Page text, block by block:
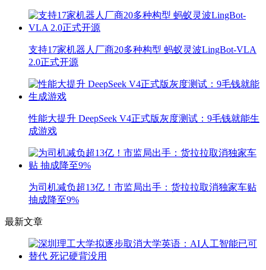
支持17家机器人厂商20多种构型 蚂蚁灵波LingBot-VLA
2.0正式开源
性能大提升 DeepSeek V4正式版灰度测试：9毛钱就能生
成游戏
为司机减负超13亿！市监局出手：货拉拉取消独家车贴
抽成降至9%
最新文章